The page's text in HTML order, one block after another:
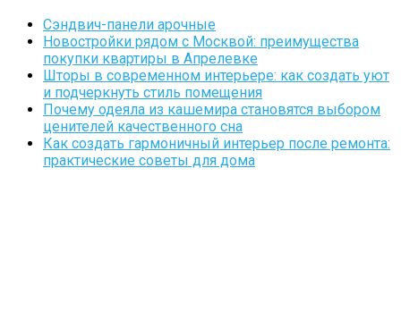
Сэндвич-панели арочные
Новостройки рядом с Москвой: преимущества
покупки квартиры в Апрелевке
Шторы в современном интерьере: как создать уют
и подчеркнуть стиль помещения
Почему одеяла из кашемира становятся выбором
ценителей качественного сна
Как создать гармоничный интерьер после ремонта:
практические советы для дома